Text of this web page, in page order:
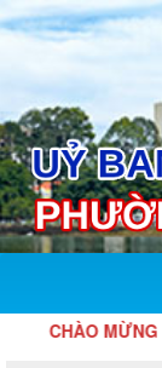
CHÀO MỪNG